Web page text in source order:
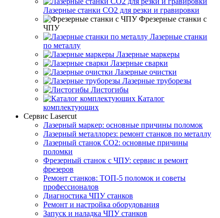
Лазерные станки CO2 для резки и гравировки
Фрезерные станки с
ЧПУ
Лазерные станки
по металлу
Лазерные маркеры
Лазерные сварки
Лазерные очистки
Лазерные труборезы
Листогибы
Каталог
комплектующих
Сервис Lasercut
Лазерный маркер: основные причины поломок
Лазерный металлорез: ремонт станков по металлу
Лазерный станок СО2: основные причины
поломки
Фрезерный станок с ЧПУ: сервис и ремонт
фрезеров
Ремонт станков: ТОП-5 поломок и советы
профессионалов
Диагностика ЧПУ станков
Ремонт и настройка оборудования
Запуск и наладка ЧПУ станков